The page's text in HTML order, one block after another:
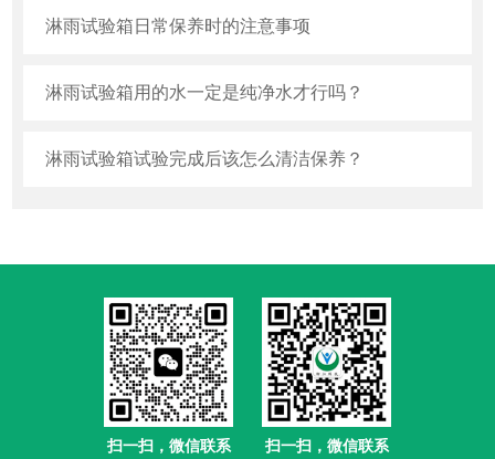
淋雨试验箱日常保养时的注意事项
淋雨试验箱用的水一定是纯净水才行吗？
淋雨试验箱试验完成后该怎么清洁保养？
扫一扫，微信联系 扫一扫，微信联系